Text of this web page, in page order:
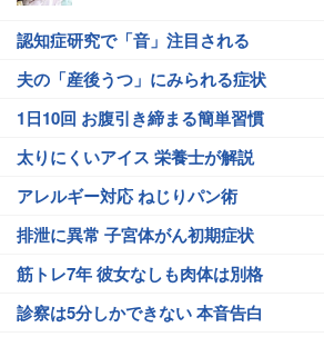
認知症研究で「音」注目される
夫の「産後うつ」にみられる症状
1日10回 お腹引き締まる簡単習慣
太りにくいアイス 栄養士が解説
アレルギー対応 ねじりパン術
排泄に異常 子宮体がん初期症状
筋トレ7年 彼女なしも肉体は別格
診察は5分しかできない 本音告白